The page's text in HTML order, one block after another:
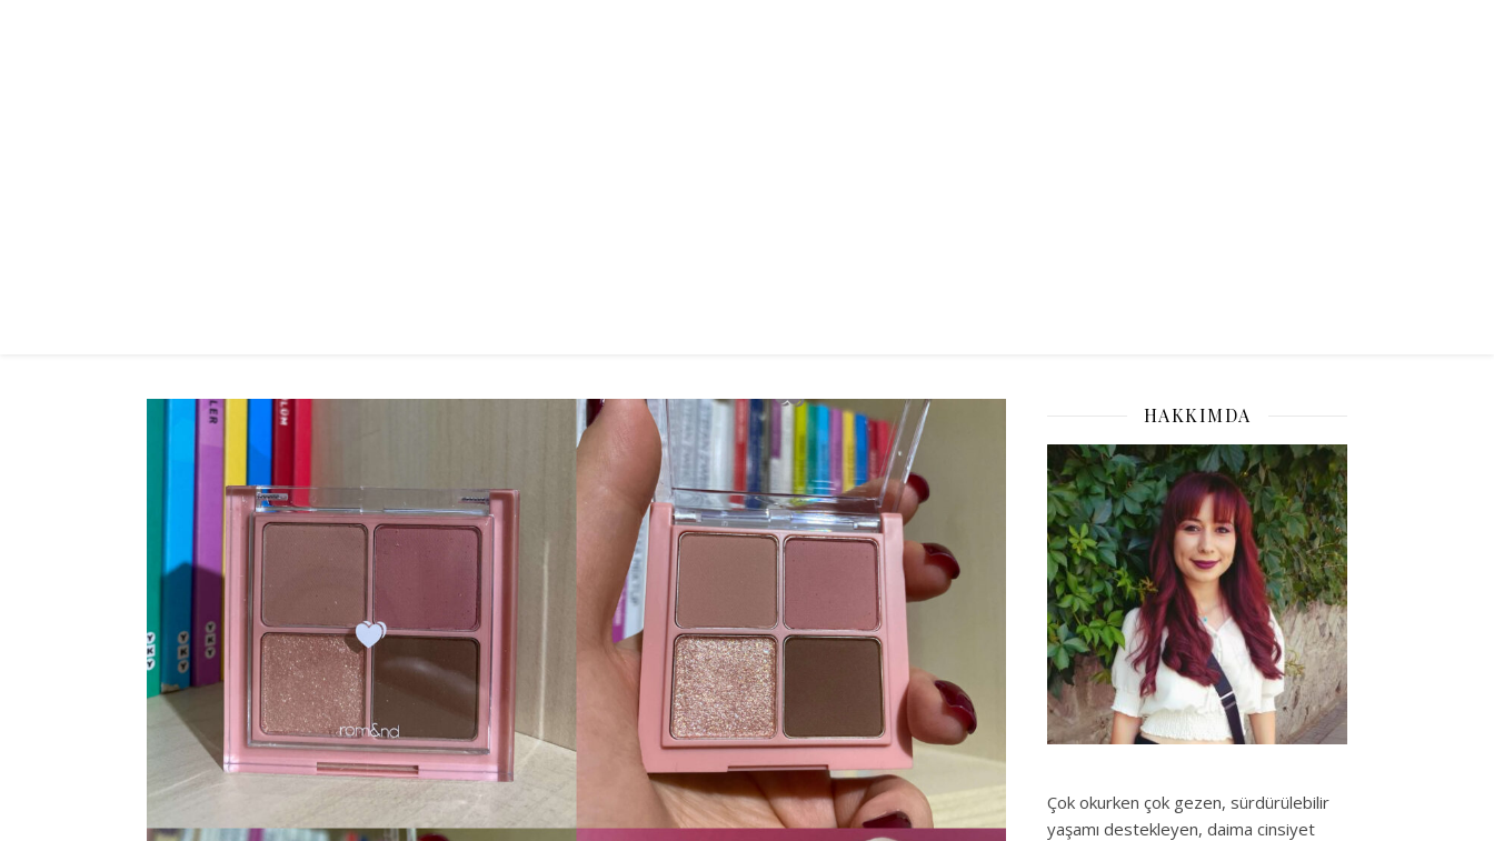
HAKKIMDA
Çok okurken çok gezen, sürdürülebilir
yaşamı destekleyen, daima cinsiyet